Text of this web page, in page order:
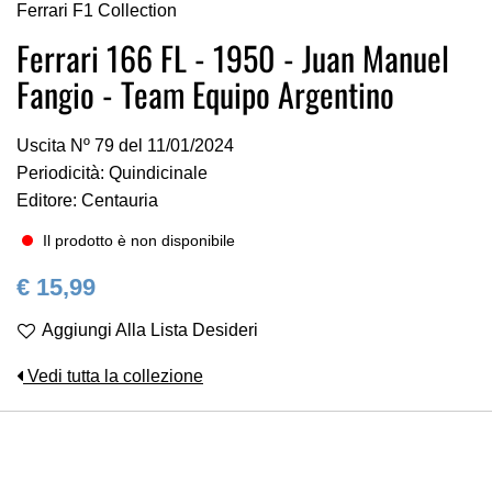
all'inizio
della
galleria
di
immagini
Ferrari F1 Collection
Ferrari 166 FL - 1950 - Juan Manuel
Fangio - Team Equipo Argentino
Uscita Nº 79 del 11/01/2024
Periodicità: Quindicinale
Editore: Centauria
Il prodotto è non disponibile
€ 15,99
Aggiungi Alla Lista Desideri
Vedi tutta la collezione